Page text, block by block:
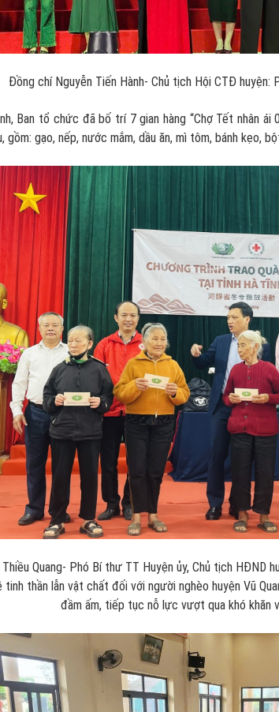
Đồng chí Nguyễn Tiến Hành- Chủ tịch Hội CTĐ huyện:
Ban tổ chức đã bố trí 7 gian hàng “Chợ Tết nhân ái
gồm: gạo, nếp, nước mắm, dầu ăn, mì tôm, bánh kẹo,
Quang- Phó Bí thư TT Huyện ủy, Chủ tịch HĐND
tinh thần lẫn vật chất đối với người nghèo huyện Vũ
đầm ấm, tiếp tục nỗ lực vượt qua khó khăn